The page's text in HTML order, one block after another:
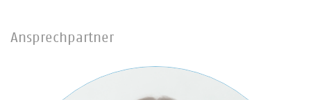
Ansprechpartner